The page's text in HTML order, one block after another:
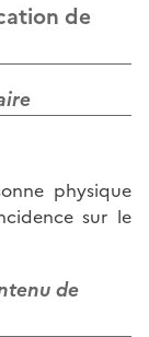
de
physique
sur le
de